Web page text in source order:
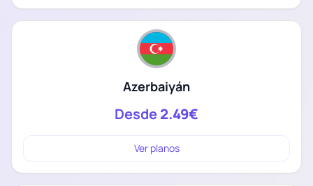
Azerbaiyán
Desde2.49€
Ver planos